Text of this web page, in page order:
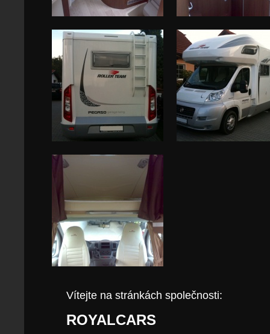
Vítejte na stránkách společnosti:
ROYALCARS